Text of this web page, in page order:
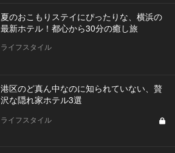
夏のおこもりステイにぴったりな、横浜の
最新ホテル！都心から30分の癒し旅
ライフスタイル
港区のど真ん中なのに知られていない、贅
沢な隠れ家ホテル3選
ライフスタイル